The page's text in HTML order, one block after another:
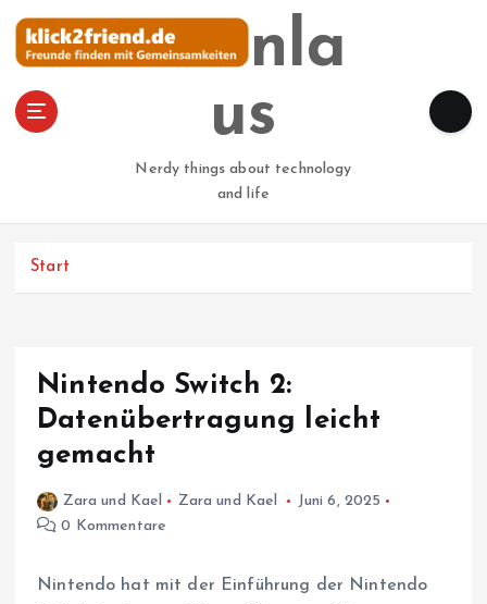
steinla
us
Nerdy things about technology
and life
Start
Nintendo Switch 2:
Datenübertragung leicht
gemacht
Zara und Kael Zara und Kael
Juni 6, 2025
0 Kommentare
Nintendo hat mit der Einführung der Nintendo